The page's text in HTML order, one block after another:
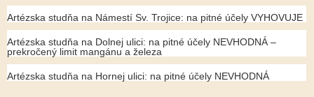
Artézska studňa na Námestí Sv. Trojice: na pitné účely VYHOVUJE
Artézska studňa na Dolnej ulici: na pitné účely NEVHODNÁ –
prekročený limit mangánu a železa
Artézska studňa na Hornej ulici: na pitné účely NEVHODNÁ